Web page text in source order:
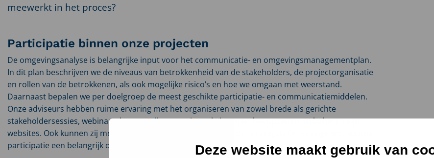
Deze website maakt gebruik van
meewerkt in het proces?
Participatie binnen onze projecten
De omgevingsanalyse is belangrijke input voor het communicatie- en omgevingsmanagementplan.
In dit plan beschrijven we de niveaus van betrokkenheid van de stakeholders, de projectorganisatie
en rollen van de betrokkenen, als ook mogelijke risico’s en hoe we omgaan met weerstand.
Daarnaast bepalen we per doelgroep de meest geschikte participatie- en communicatiemiddelen.
Onze adviseurs hebben ruime ervaring met het organiseren van zowel brede als gerichte
stakeholdersessies, webinars, het opstellen van nieuwsbrieven en het opzetten en beheren van
websites. Ook kunnen zij meedenken over het omgevingsproces richting de Omgevingswet, waarbij
participatie een belangrijk onderdeel is.